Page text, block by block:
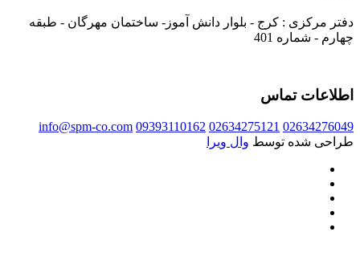
دفتر مرکزی : کرج - بلوار دانش آموز- ساختمان مهرگان - طبقه
چهارم - شماره 401
اطلاعات تماس
02634276049
02634275121
09393110162
info@spm-co.com
طراحی شده توسط وال ویرا